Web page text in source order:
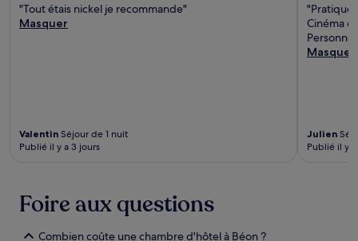
"Tout étais nickel je recommande"
Masquer
Valentin Séjour de 1 nuit
Publié il y a 3 jours
"Pratique
Cinéma
Masquer
Julien
Publié il y
Foire aux questions
Combien coûte une chambre d'hôtel à Béon ?